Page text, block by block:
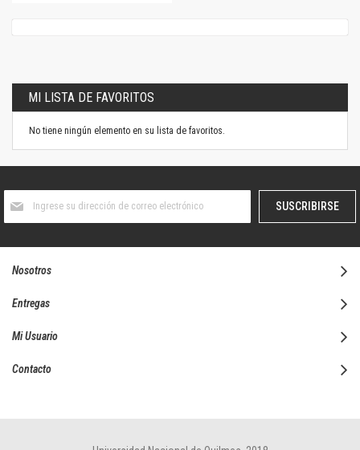
MI LISTA DE FAVORITOS
No tiene ningún elemento en su lista de favoritos.
boletín
SUSCRIBIRSE
Nosotros
Entregas
Mi Usuario
Contacto